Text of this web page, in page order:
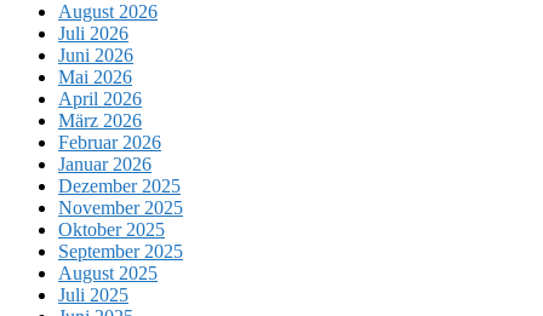
August 2026
Juli 2026
Juni 2026
Mai 2026
April 2026
März 2026
Februar 2026
Januar 2026
Dezember 2025
November 2025
Oktober 2025
September 2025
August 2025
Juli 2025